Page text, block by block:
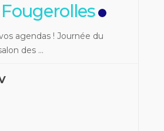
agendas ! Journée du
des ...